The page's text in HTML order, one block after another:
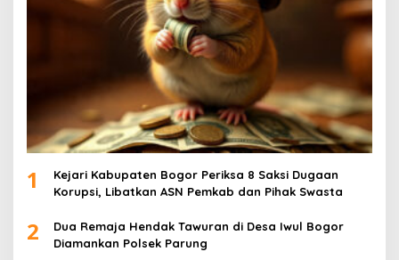
1
Kejari Kabupaten Bogor Periksa 8 Saksi Dugaan
Korupsi, Libatkan ASN Pemkab dan Pihak Swasta
2
Dua Remaja Hendak Tawuran di Desa Iwul Bogor
Diamankan Polsek Parung